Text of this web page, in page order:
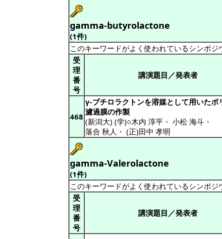
gamma-butyrolactone
(1件)
このキーワードがよく使われているシンポ
受
理
番
号
講演題目／発表者
468
γ-ブチロラクトンを溶媒として用いたポ
濾過膜の作製
(新潟大) (学)○木内 淳平 ・ 小松 海斗 ・
落合 秋人 ・ (正)田中 孝明
gamma-Valerolactone
(1件)
このキーワードがよく使われているシンポ
受
理
番
号
講演題目／発表者